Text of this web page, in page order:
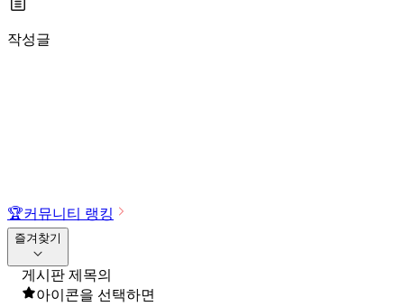
작성글
🏆커뮤니티 랭킹
즐겨찾기
게시판 제목의
아이콘을 선택하면